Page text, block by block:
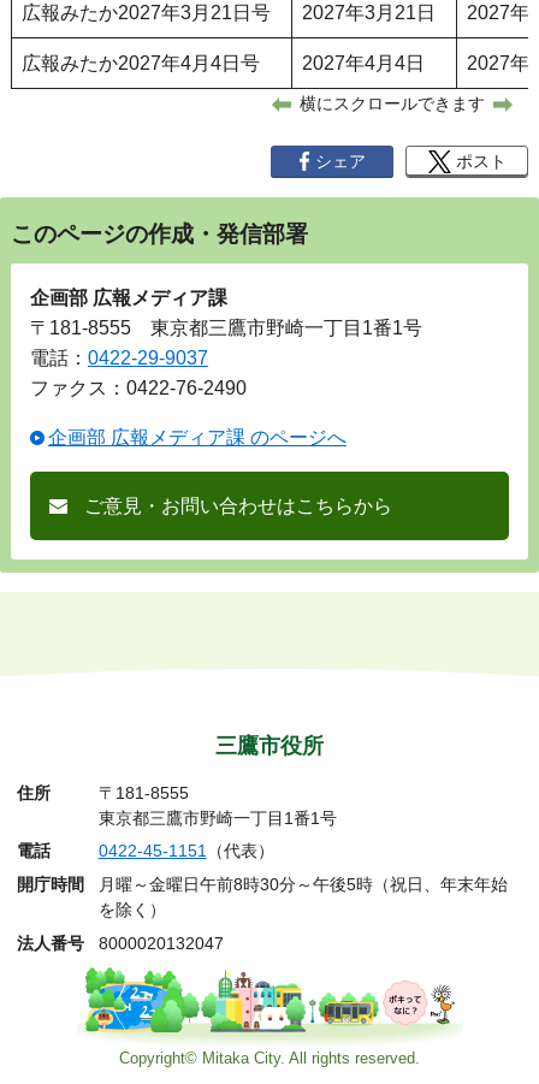
広報みたか2027年3月21日号 2027年3月21日 2027年
広報みたか2027年4月4日号 2027年4月4日 2027年
横にスクロールできます
シェア ポスト
このページの作成・発信部署
企画部 広報メディア課
〒181-8555 東京都三鷹市野崎一丁目1番1号
電話： 0422-29-9037
ファクス：0422-76-2490
企画部 広報メディア課 のページへ
ご意見・お問い合わせはこちらから
三鷹市役所
住所
〒181-8555
東京都三鷹市野崎一丁目1番1号
電話
0422-45-1151（代表）
開庁時間
月曜～金曜日午前8時30分～午後5時（祝日、年末年始
を除く）
法人番号
8000020132047
Copyright© Mitaka City. All rights reserved.